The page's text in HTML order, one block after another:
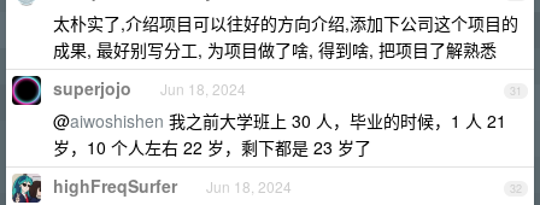
太朴实了,介绍项目可以往好的方向介绍,添加下公司这个项目的
成果, 最好别写分工, 为项目做了啥, 得到啥, 把项目了解熟悉
31
superjojo Jun 18, 2024
@aiwoshishen 我之前大学班上 30 人，毕业的时候，1 人 21
岁，10 个人左右 22 岁，剩下都是 23 岁了
32
highFreqSurfer Jun 18, 2024